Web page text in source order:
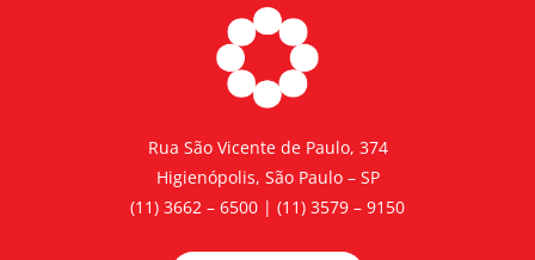
Rua São Vicente de Paulo, 374
Higienópolis, São Paulo – SP
(11) 3662 – 6500 | (11) 3579 – 9150